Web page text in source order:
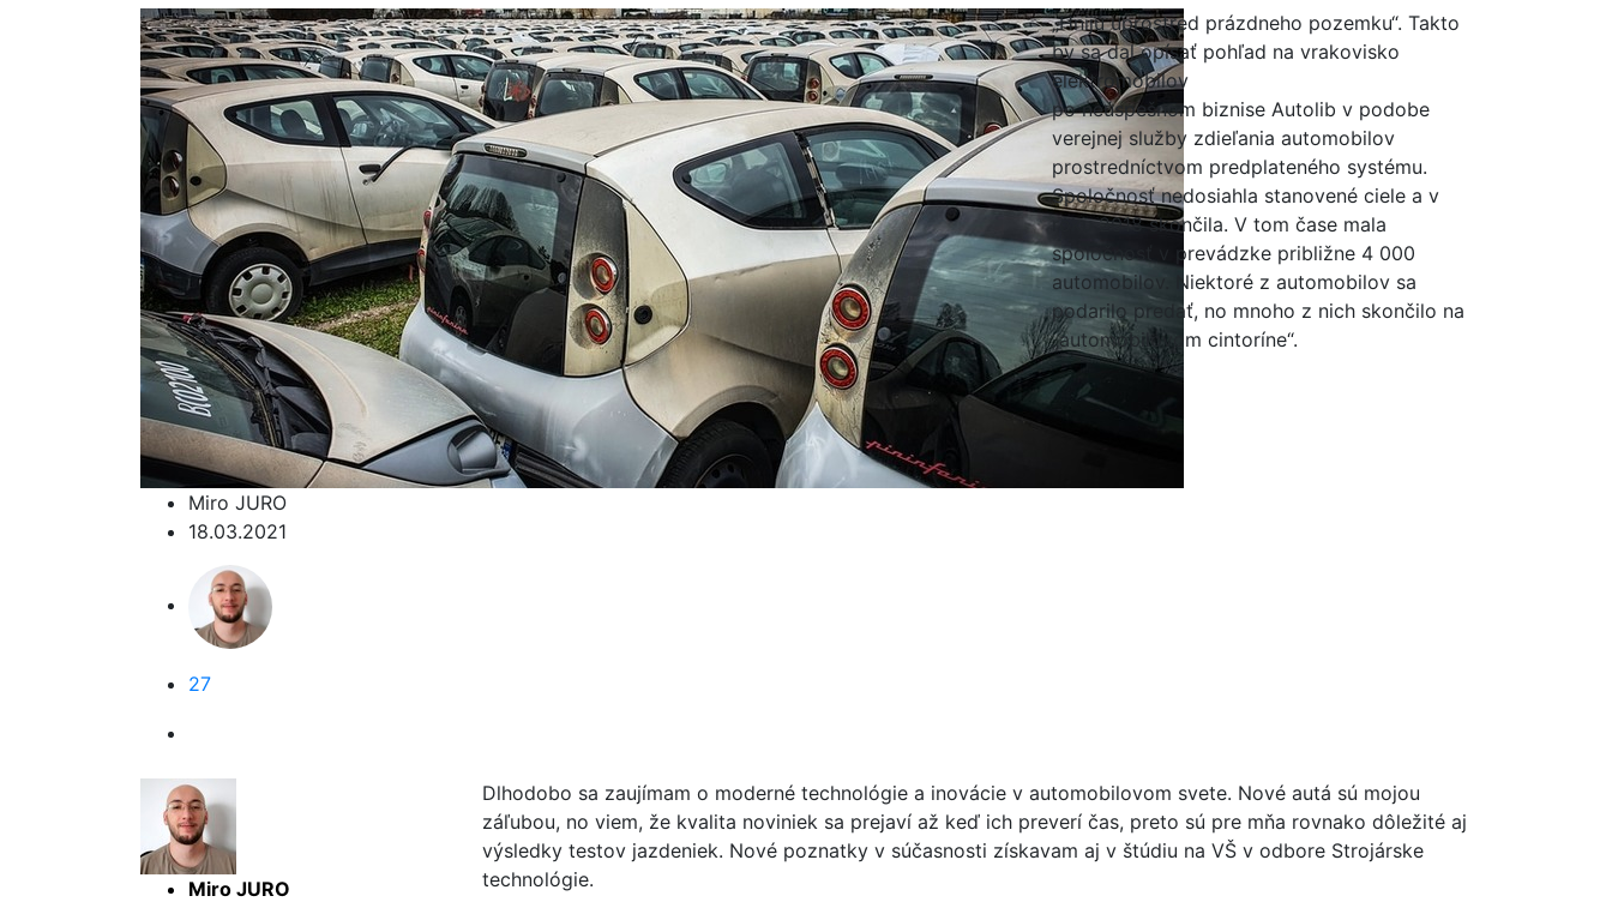
Miro JURO
18.03.2021
27
„Hnijú uprostred prázdneho pozemku“. Takto
by sa dal opísať pohľad na vrakovisko
elektromobilov
po neúspešnom biznise Autolib v podobe
verejnej služby zdieľania automobilov
prostredníctvom predplateného systému.
Spoločnosť nedosiahla stanovené ciele a v
roku 2018 skončila. V tom čase mala
spoločnosť v prevádzke približne 4 000
automobilov. Niektoré z automobilov sa
podarilo predať, no mnoho z nich skončilo na
„automobilovom cintoríne“.
Miro JURO
Dlhodobo sa zaujímam o moderné technológie a inovácie v automobilovom svete. Nové autá sú mojou
záľubou, no viem, že kvalita noviniek sa prejaví až keď ich preverí čas, preto sú pre mňa rovnako dôležité aj
výsledky testov jazdeniek. Nové poznatky v súčasnosti získavam aj v štúdiu na VŠ v odbore Strojárske
technológie.